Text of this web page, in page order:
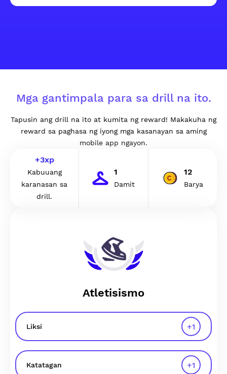
Mga gantimpala para sa drill na ito.
Tapusin ang drill na ito at kumita ng reward! Makakuha ng
reward sa paghasa ng iyong mga kasanayan sa aming
mobile app ngayon.
+3xp
Kabuuang
karanasan sa
drill.
1
Damit
12
Barya
Atletisismo
Liksi +1
Katatagan +1